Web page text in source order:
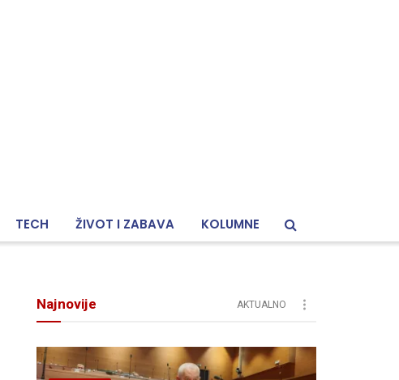
TECH ŽIVOT I ZABAVA KOLUMNE
Najnovije AKTUALNO